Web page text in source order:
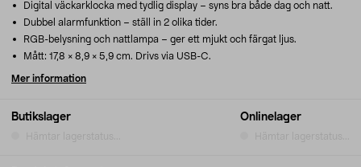
Butikslager
Hämtar lagerstatus...
Onlinelager
Hämtar lagerstatus...
Digital väckarklocka med tydlig display – syns bra både dag och natt.
Dubbel alarmfunktion – ställ in 2 olika tider.
RGB-belysning och nattlampa – ger ett mjukt och färgat ljus.
Mått: 17,8 × 8,9 × 5,9 cm. Drivs via USB-C.
Mer information